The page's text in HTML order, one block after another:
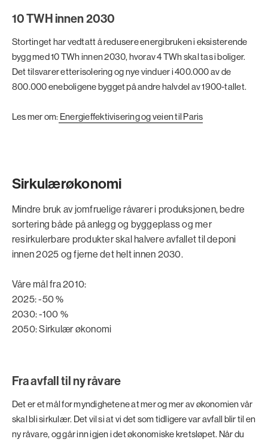
10 TWH innen 2030
Stortinget har vedtatt å redusere energibruken i eksisterende
bygg med 10 TWh innen 2030, hvorav 4 TWh skal tas i boliger.
Det tilsvarer etterisolering og nye vinduer i 400.000 av de
800.000 eneboligene bygget på andre halvdel av 1900-tallet.
Les mer om: Energieffektivisering og veien til Paris
Sirkulærøkonomi
Mindre bruk av jomfruelige råvarer i produksjonen, bedre
sortering både på anlegg og byggeplass og mer
resirkulerbare produkter skal halvere avfallet til deponi
innen 2025 og fjerne det helt innen 2030.
Våre mål fra 2010:
2025: -50 %
2030: -100 %
2050: Sirkulær økonomi
Fra avfall til ny råvare
Det er et mål for myndighetene at mer og mer av økonomien vår
skal bli sirkulær. Det vil si at vi det som tidligere var avfall blir til en
ny råvare, og går inn igjen i det økonomiske kretsløpet. Når du